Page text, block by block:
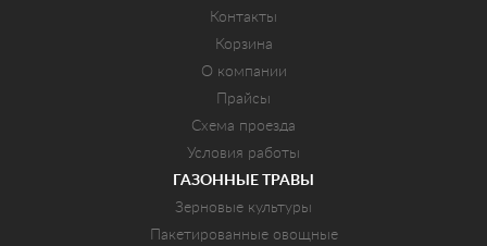
Контакты
Корзина
О компании
Прайсы
Схема проезда
Условия работы
ГАЗОННЫЕ ТРАВЫ
Зерновые культуры
Пакетированные овощные